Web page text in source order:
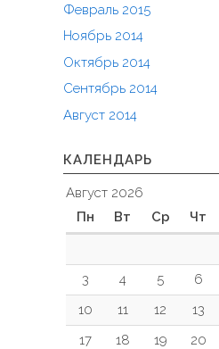
Февраль 2015
Ноябрь 2014
Октябрь 2014
Сентябрь 2014
Август 2014
КАЛЕНДАРЬ
Август 2026
Пн
Вт Ср Чт
3
4 5 6
10
11 12 13
17
18 19 20